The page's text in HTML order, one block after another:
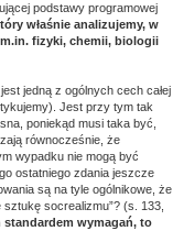
podstawy programowej
właśnie analizujemy, w
fizyki, chemii, biologii
jedną z ogólnych cech całej
Jest przy tym tak
poniekąd musi taka być,
równocześnie, że
wypadku nie mogą być
ostatniego zdania jeszcze
są na tyle ogólnikowe, że
socrealizmu”? (s. 133,
standardem wymagań, to